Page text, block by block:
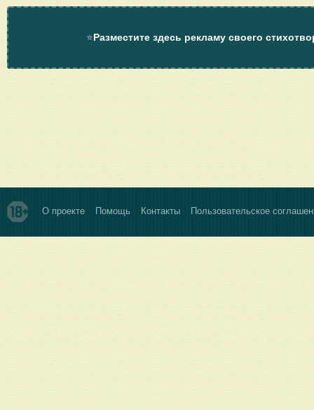
⭐Разместите здесь рекламу своего
О проекте Помощь Контакты Пользовательское